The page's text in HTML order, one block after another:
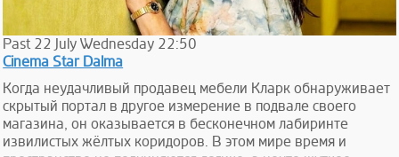
Past 22 July Wednesday 22:50
Cinema Star Dalma
Когда неудачливый продавец мебели Кларк обнаруживает
скрытый портал в другое измерение в подвале своего
магазина, он оказывается в бесконечном лабиринте
извилистых жёлтых коридоров. В этом мире время и